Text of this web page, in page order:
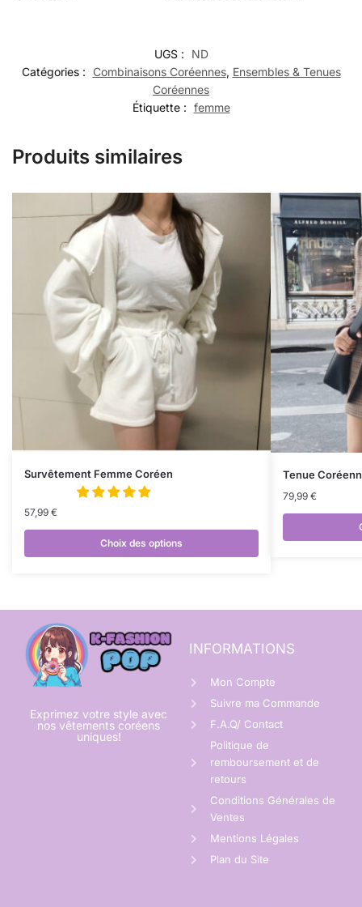
UGS :
ND
Catégories :
Combinaisons Coréennes, Ensembles & Tenues
Coréennes
Étiquette : femme
Produits similaires
Survêtement Femme Coréen
57,99 €
Choix des options
Tenue
79,99 €
Exprimez votre style avec
nos vêtements coréens
uniques!
INFORMATIONS
Mon Compte
Suivre ma Commande
F.A.Q/ Contact
Politique de
remboursement et de
retours
Conditions Générales de
Ventes
Mentions Légales
Plan du Site